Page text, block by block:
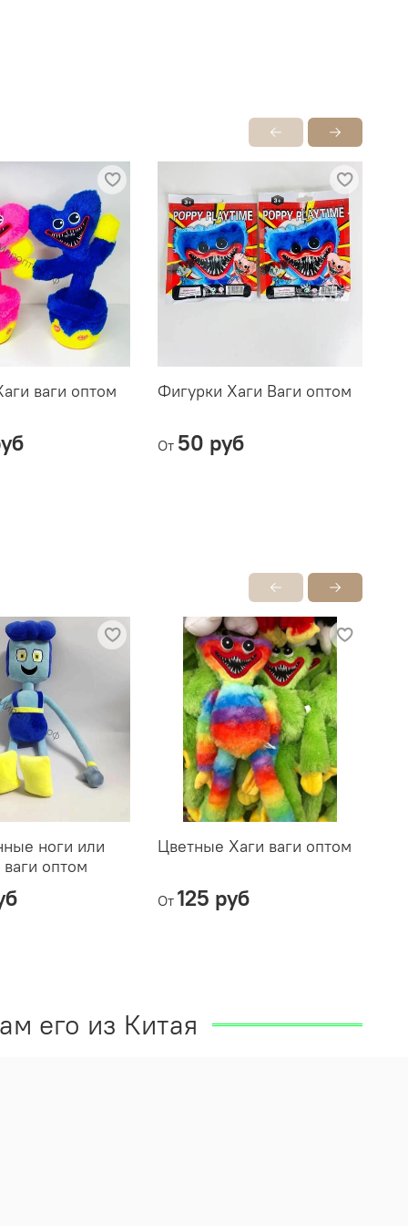
ваги оптом Фигурки Хаги Ваги оптом
От 50 руб
ноги или
оптом
Цветные Хаги ваги оптом
От 125 руб
его из Китая